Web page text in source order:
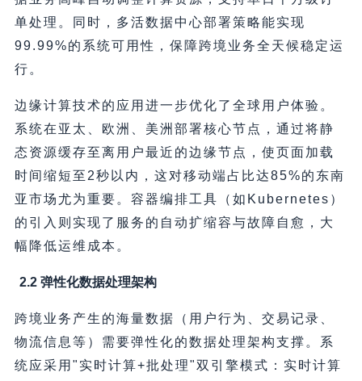
单处理。同时，多活数据中心部署策略能实现
99.99%的系统可用性，保障跨境业务全天候稳定运
行。
边缘计算技术的应用进一步优化了全球用户体验。
系统在亚太、欧洲、美洲部署核心节点，通过将静
态资源缓存至离用户最近的边缘节点，使页面加载
时间缩短至2秒以内，这对移动端占比达85%的东南
亚市场尤为重要。容器编排工具（如Kubernetes）
的引入则实现了服务的自动扩缩容与故障自愈，大
幅降低运维成本。
2.2 弹性化数据处理架构
跨境业务产生的海量数据（用户行为、交易记录、
物流信息等）需要弹性化的数据处理架构支撑。系
统应采用"实时计算+批处理"双引擎模式：实时计算